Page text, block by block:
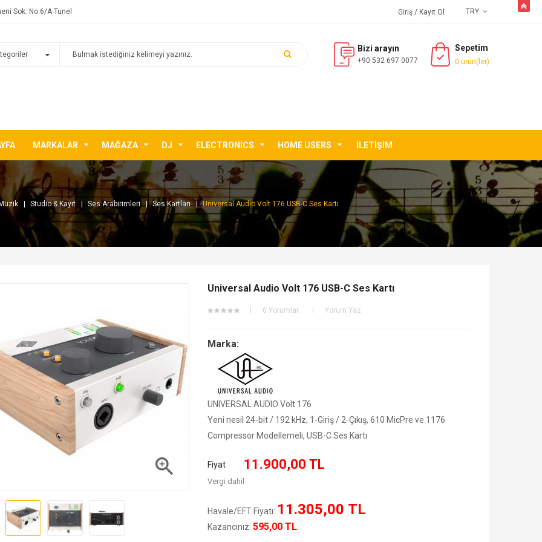
Sok. No:6/A Tunel TRY
Giriş / Kayıt Ol
Bizi arayın
+90 532 697 0077
Sepetim
0 ürün(ler)
MARKALAR MAĞAZA DJ ELECTRONICS HOME USERS İLETIŞIM
Studio & Kayıt Ses Arabirimleri Ses Kartları Universal Audio Volt 176 USB-C Ses Kartı

Universal Audio Volt 176 USB-C Ses Kartı
0 Yorumlar Yorum Yaz
Marka:
UNIVERSAL AUDIO Volt 176
Yeni nesil 24-bit / 192 kHz, 1-Giriş / 2-Çıkış, 610 MicPre ve 1176
Compressor Modellemeli, USB-C Ses Kartı
Fiyat 11.900,00 TL
Vergi dahil
Havale/EFT Fiyatı: 11.305,00 TL
Kazancınız: 595,00 TL